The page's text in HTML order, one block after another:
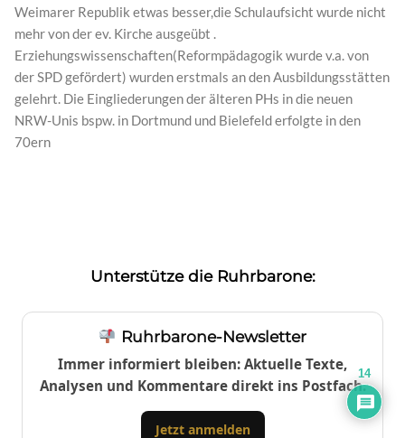
Weimarer Republik etwas besser,die Schulaufsicht wurde nicht
mehr von der ev. Kirche ausgeübt .
Erziehungswissenschaften(Reformpädagogik wurde v.a. von
der SPD gefördert) wurden erstmals an den Ausbildungsstätten
gelehrt. Die Eingliederungen der älteren PHs in die neuen
NRW-Unis bspw. in Dortmund und Bielefeld erfolgte in den
70ern
Unterstütze die Ruhrbarone:
Ruhrbarone-Newsletter
Immer informiert bleiben: Aktuelle Texte,
Analysen und Kommentare direkt ins Postfach.
Jetzt anmelden
14